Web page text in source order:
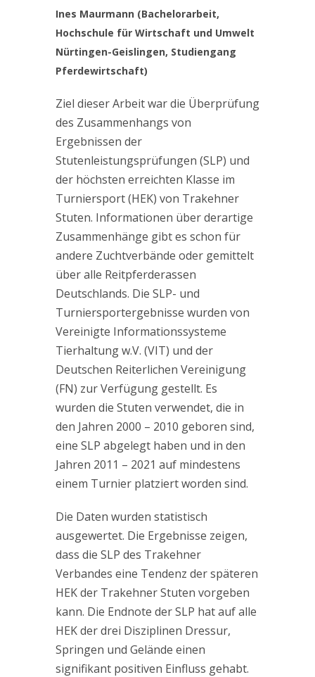
Ines Maurmann (Bachelorarbeit,
Hochschule für Wirtschaft und Umwelt
Nürtingen-Geislingen, Studiengang
Pferdewirtschaft)
Ziel dieser Arbeit war die Überprüfung
des Zusammenhangs von
Ergebnissen der
Stutenleistungsprüfungen (SLP) und
der höchsten erreichten Klasse im
Turniersport (HEK) von Trakehner
Stuten. Informationen über derartige
Zusammenhänge gibt es schon für
andere Zuchtverbände oder gemittelt
über alle Reitpferderassen
Deutschlands. Die SLP- und
Turniersportergebnisse wurden von
Vereinigte Informationssysteme
Tierhaltung w.V. (VIT) und der
Deutschen Reiterlichen Vereinigung
(FN) zur Verfügung gestellt. Es
wurden die Stuten verwendet, die in
den Jahren 2000 – 2010 geboren sind,
eine SLP abgelegt haben und in den
Jahren 2011 – 2021 auf mindestens
einem Turnier platziert worden sind.
Die Daten wurden statistisch
ausgewertet. Die Ergebnisse zeigen,
dass die SLP des Trakehner
Verbandes eine Tendenz der späteren
HEK der Trakehner Stuten vorgeben
kann. Die Endnote der SLP hat auf alle
HEK der drei Disziplinen Dressur,
Springen und Gelände einen
signifikant positiven Einfluss gehabt.